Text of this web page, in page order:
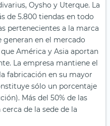
Oysho y Uterque. La
de 5.800 tiendas en todo
pertenecientes a la marca
generan en el mercado
América y Asia aportan
La empresa mantiene el
fabricación en su mayor
sólo un porcentaje
Más del 50% de las
de la sede de la